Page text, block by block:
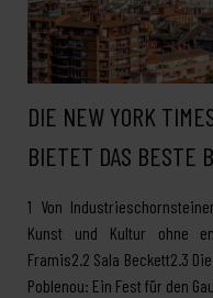
DIE NEW YORK
BIETET DAS BESTE
1 Von
Kunst und Kultur ohne
Framis2.2 Sala Beckett2.3
Poblenou: Ein Fest für den